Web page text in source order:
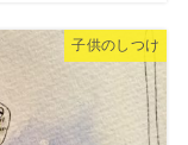
子供のしつけ